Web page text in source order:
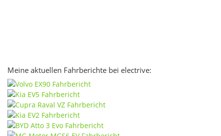
Meine aktuellen Fahrberichte bei electrive: